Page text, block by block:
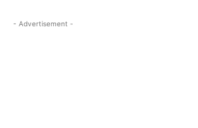
- Advertisement -